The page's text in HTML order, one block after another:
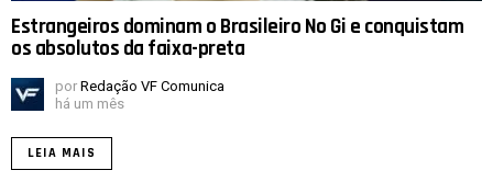
Estrangeiros dominam o Brasileiro No Gi e conquistam
os absolutos da faixa-preta
por Redação VF Comunica
há um mês
LEIA MAIS